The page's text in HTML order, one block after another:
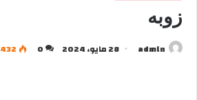
زوبه
admln 28 مايو، 2024 0
432